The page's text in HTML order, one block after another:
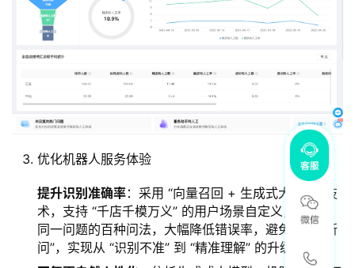
优化机器人服务体验
提升识别准确率：采用 “向量召回 + 生成式大模型” 技
术，支持 “千店千模万义” 的用户场景自定义，可处理
同一问题的百种问法，大幅降低错误率，避免 “答非所
问”，实现从 “识别不准” 到 “精准理解” 的升级。